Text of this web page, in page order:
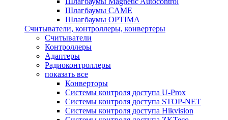
Шлагбаумы CAME
Шлагбаумы OPTIMA
Считыватели, контроллеры, конвертеры
Считыватели
Контроллеры
Адаптеры
Радиоконтроллеры
показать все
Конверторы
Системы контроля доступа U-Prox
Системы контроля доступа STOP-NET
Системы контроля доступа Hikvision